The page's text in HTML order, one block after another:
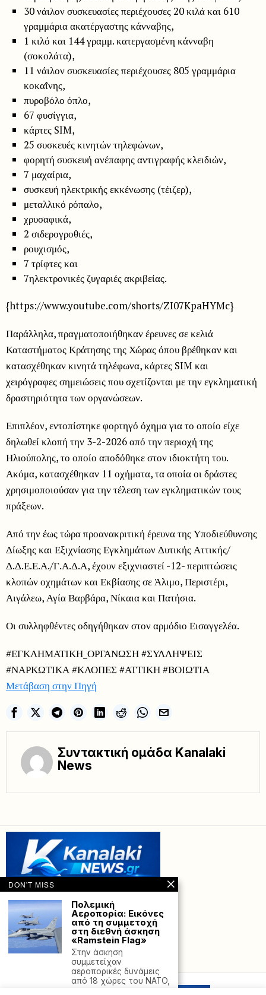
30 νάιλον συσκευασίες περιέχουσες 20 κιλά και 610
γραμμάρια ακατέργαστης κάνναβης,
1 κιλό και 144 γραμμ. κατεργασμένη κάνναβη
(σοκολάτα),
11 νάιλον συσκευασίες περιέχουσες 805 γραμμάρια
κοκαΐνης,
πυροβόλο όπλο,
67 φυσίγγια,
κάρτες SIM,
25 συσκευές κινητών τηλεφώνων,
φορητή συσκευή ανέπαφης αντιγραφής κλειδιών,
7 μαχαίρια,
συσκευή ηλεκτρικής εκκένωσης (τέιζερ),
μεταλλικό ρόπαλο,
χρυσαφικά,
2 σιδερογροθιές,
ρουχισμός,
7 τρίφτες και
7ηλεκτρονικές ζυγαριές ακριβείας.
{https://www.youtube.com/shorts/ZI07KpaHYMc}
Παράλληλα, πραγματοποιήθηκαν έρευνες σε κελιά
Καταστήματος Κράτησης της Χώρας όπου βρέθηκαν και
κατασχέθηκαν κινητά τηλέφωνα, κάρτες SIM και
χειρόγραφες σημειώσεις που σχετίζονται με την εγκληματική
δραστηριότητα των οργανώσεων.
Επιπλέον, εντοπίστηκε φορτηγό όχημα για το οποίο είχε
δηλωθεί κλοπή την 3-2-2026 από την περιοχή της
Ηλιούπολης, το οποίο αποδόθηκε στον ιδιοκτήτη του.
Ακόμα, κατασχέθηκαν 11 οχήματα, τα οποία οι δράστες
χρησιμοποιούσαν για την τέλεση των εγκληματικών τους
πράξεων.
Από την έως τώρα προανακριτική έρευνα της Υποδιεύθυνσης
Δίωξης και Εξιχνίασης Εγκλημάτων Δυτικής Αττικής/
Δ.Δ.Ε.Ε.Α./Γ.Α.Δ.Α, έχουν εξιχνιαστεί -12- περιπτώσεις
κλοπών οχημάτων και Εκβίασης σε Άλιμο, Περιστέρι,
Αιγάλεω, Αγία Βαρβάρα, Νίκαια και Πατήσια.
Οι συλληφθέντες οδηγήθηκαν στον αρμόδιο Εισαγγελέα.
#ΕΓΚΛΗΜΑΤΙΚΗ_ΟΡΓΑΝΩΣΗ #ΣΥΛΛΗΨΕΙΣ
#ΝΑΡΚΩΤΙΚΑ #ΚΛΟΠΕΣ #ΑΤΤΙΚΗ #ΒΟΙΩΤΙΑ
Μετάβαση στην Πηγή
Συντακτική ομάδα Kanalaki
News
by Hostville”)
DON'T MISS
Πολεμική
Αεροπορία: Εικόνες
από τη συμμετοχή
στη διεθνή άσκηση
«Ramstein Flag»
Στην άσκηση
συμμετείχαν
αεροπορικές δυνάμεις
από 18 χώρες του NATO,